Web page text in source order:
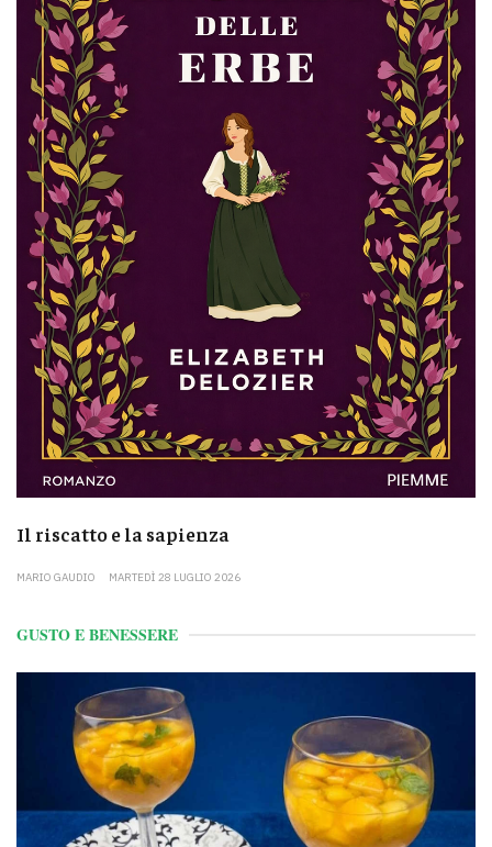
Il riscatto e la sapienza
MARIO GAUDIO MARTEDÌ 28 LUGLIO 2026
GUSTO E BENESSERE